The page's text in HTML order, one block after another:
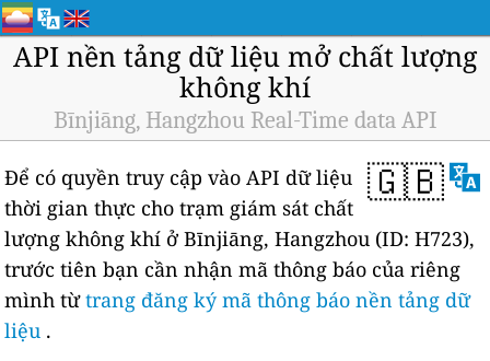
API nền tảng dữ liệu mở chất lượng
không khí
Bīnjiāng, Hangzhou Real-Time data API
🇬🇧
Để có quyền truy cập vào API dữ liệu
thời gian thực cho trạm giám sát chất
lượng không khí ở Bīnjiāng, Hangzhou (ID: H723),
trước tiên bạn cần nhận mã thông báo của riêng
mình từtrang đăng ký mã thông báo nền tảng dữ
liệu .